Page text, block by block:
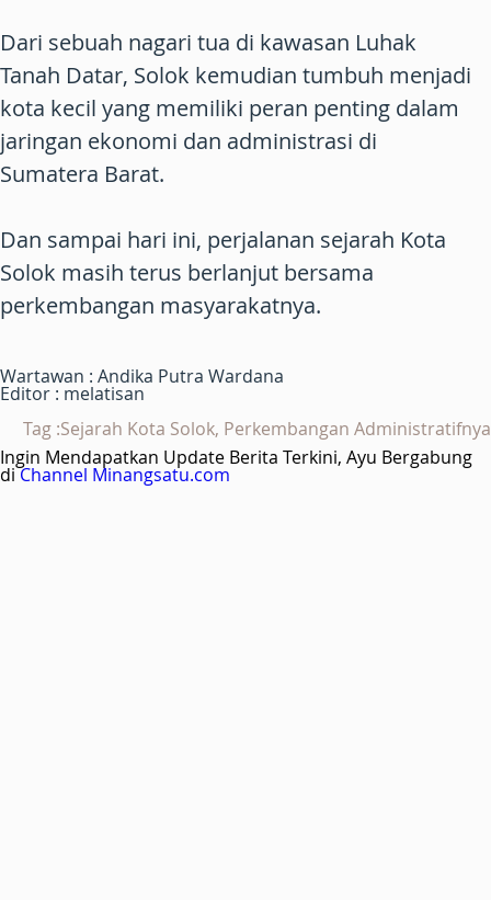
Dari sebuah nagari tua di kawasan Luhak
Tanah Datar, Solok kemudian tumbuh menjadi
kota kecil yang memiliki peran penting dalam
jaringan ekonomi dan administrasi di
Sumatera Barat.
Dan sampai hari ini, perjalanan sejarah Kota
Solok masih terus berlanjut bersama
perkembangan masyarakatnya.
Wartawan : Andika Putra Wardana
Editor : melatisan
Tag :Sejarah Kota Solok, Perkembangan Administratifnya
Ingin Mendapatkan Update Berita Terkini, Ayu Bergabung
diChannel Minangsatu.com